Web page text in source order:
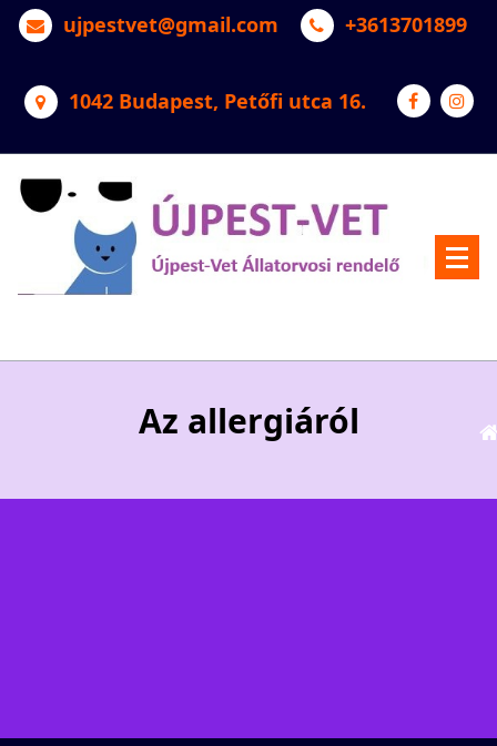
Skip
ujpestvet@gmail.com +3613701899
1042 Budapest, Petőfi utca 16.
Az allergiáról